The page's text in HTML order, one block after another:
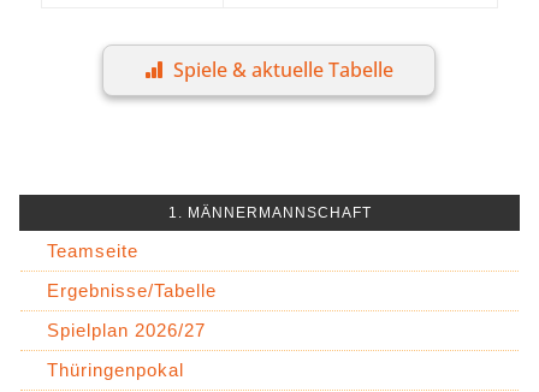
Spiele & aktuelle Tabelle
1. MÄNNERMANNSCHAFT
Teamseite
Ergebnisse/Tabelle
Spielplan 2026/27
Thüringenpokal